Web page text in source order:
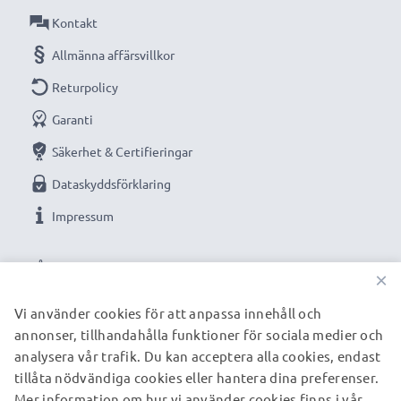
VÅRA BETALNINGSALTERNATIV
Kontakt
Allmänna affärsvillkor
Returpolicy
Garanti
Säkerhet & Certifieringar
Dataskyddsförklaring
Impressum
VÅRA FRAKTPARTNERS
×
Vi använder cookies för att anpassa innehåll och
annonser, tillhandahålla funktioner för sociala medier och
analysera vår trafik. Du kan acceptera alla cookies, endast
tillåta nödvändiga cookies eller hantera dina preferenser.